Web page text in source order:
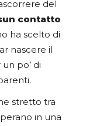
del
contatto
ha scelto di
nascere il
po’ di
stretto tra
in una